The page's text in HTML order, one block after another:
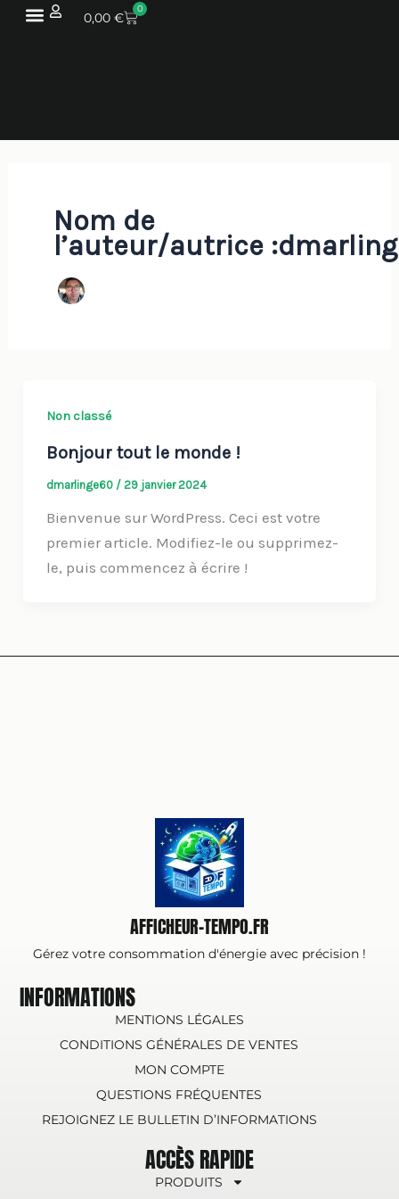
Aller
0,00€
0
PANIER
Nom de
l’auteur/autrice
Non classé
Bonjour tout le monde !
dmarlinge60 / 29 janvier 2024
Bienvenue sur WordPress. Ceci est votre
premier article. Modifiez-le ou supprimez-
le, puis commencez à écrire !
AFFICHEUR-TEMPO.FR
Gérez votre consommation d'énergie avec précision !
INFORMATIONS
MENTIONS LÉGALES
CONDITIONS GÉNÉRALES DE VENTES
MON COMPTE
QUESTIONS FRÉQUENTES
REJOIGNEZ LE BULLETIN D’INFORMATIONS
ACCÈS RAPIDE
PRODUITS